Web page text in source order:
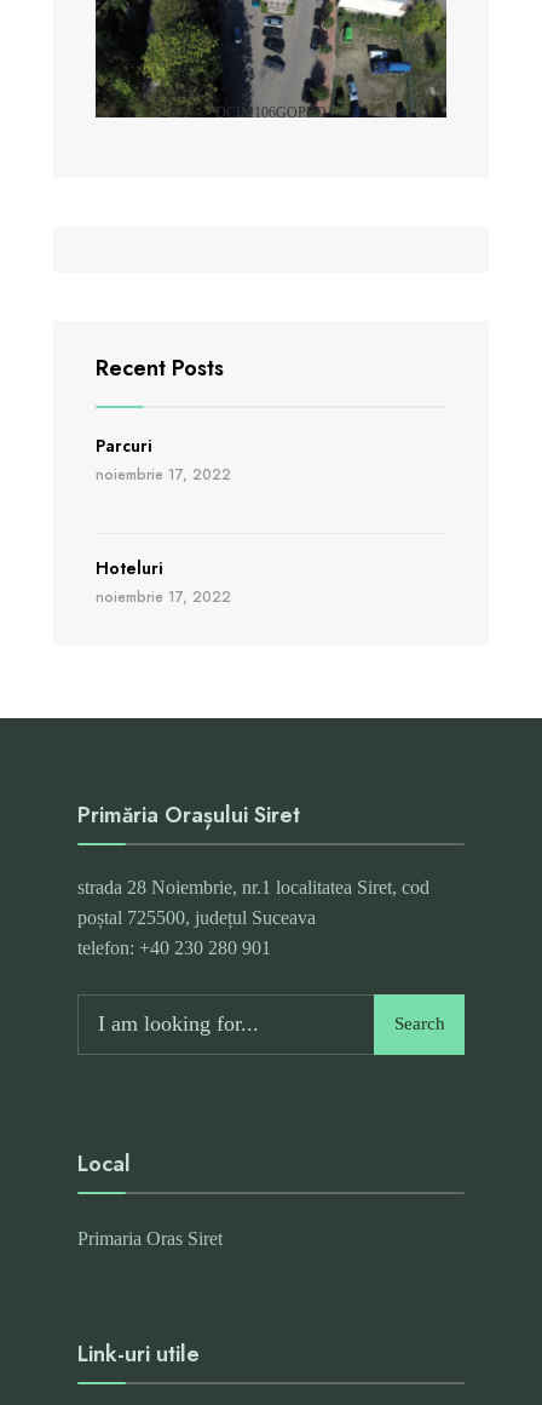
DCIM106GOPRO
Recent Posts
Parcuri
noiembrie 17, 2022
Hoteluri
noiembrie 17, 2022
Primăria Orașului Siret
strada 28 Noiembrie, nr.1 localitatea Siret, cod
poștal 725500, județul Suceava
telefon: +40 230 280 901
for:
Search
Local
Primaria Oras Siret
Link-uri utile